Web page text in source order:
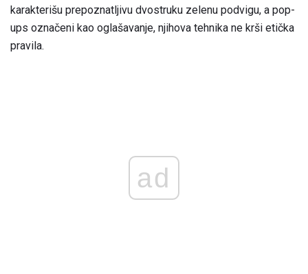
karakterišu prepoznatljivu dvostruku zelenu podvigu, a pop-
ups označeni kao oglašavanje, njihova tehnika ne krši etička
pravila.
ad